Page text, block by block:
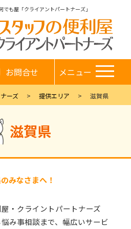
でも屋「クライアントパートナーズ」
お問合せ メニュー
ーズ 提供エリア 滋賀県
滋賀県
みなさまへ！
・クライントパートナーズ
み事相談まで、幅広いサービ